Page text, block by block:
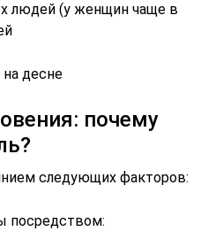
людей (у женщин чаще в
десне
почему
следующих факторов:
посредством: